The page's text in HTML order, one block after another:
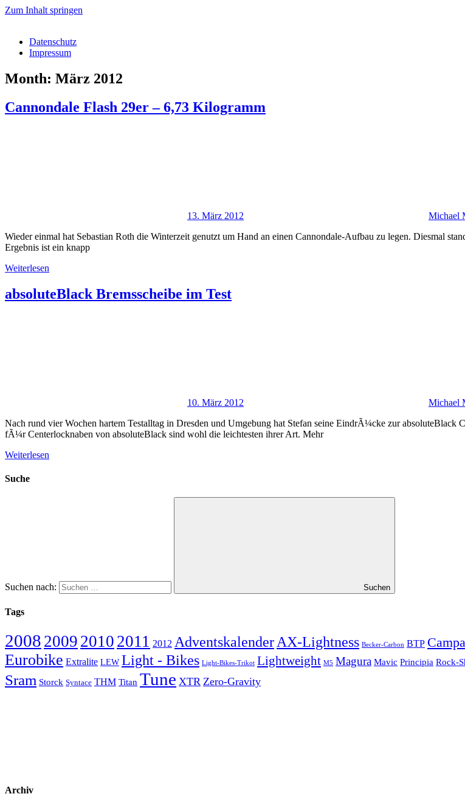
Zum Inhalt springen
Datenschutz
Impressum
Month: März 2012
Cannondale Flash 29er – 6,73 Kilogramm
13. März 2012 Michael
Wieder einmal hat Sebastian Roth die Winterzeit genutzt um Hand an einen Cannondale-Aufbau zu legen. Diesmal
Ergebnis ist ein knapp
Weiterlesen
absoluteBlack Bremsscheibe im Test
10. März 2012 Michael
Nach rund vier Wochen hartem Testalltag in Dresden und Umgebung hat Stefan seine EindrÃ¼cke zur absoluteBlack
fÃ¼r Centerlocknaben von absoluteBlack sind wohl die leichtesten ihrer Art. Mehr
Weiterlesen
Suche
Suchen nach: Suchen
Tags
2008 2009 2010 2011 2012 Adventskalender AX-Lightness Becker-Carbon BTP
Eurobike Extralite LEW Light - Bikes Light-Bikes-Trikot Lightweight M5 Magura Mavic Principia Rock-
Sram Storck Syntace THM Titan Tune XTR Zero-Gravity
Archiv